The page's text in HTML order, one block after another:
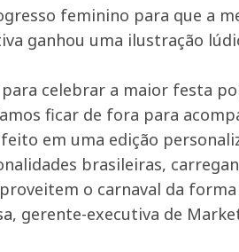
feminino para que a
ganhou uma ilustração
celebrar a maior festa
ficar de fora para
em uma edição
brasileiras,
o carnaval da
, gerente-executiva de